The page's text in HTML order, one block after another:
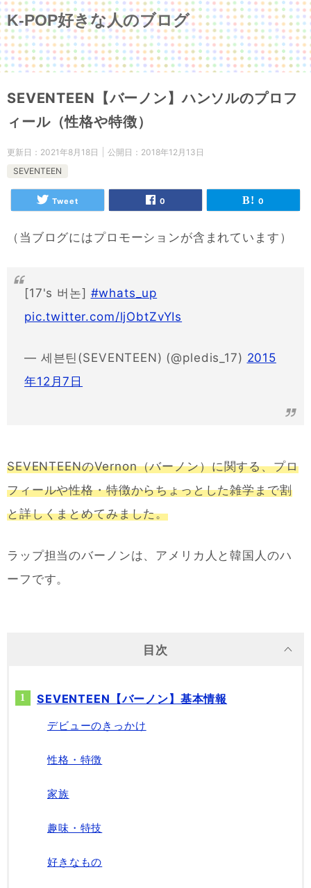
K-POP好きな人のブログ
SEVENTEEN【バーノン】ハンソルのプロフ
ィール（性格や特徴）
更新日： 2021年8月18日 公開日： 2018年12月13日
SEVENTEEN
Tweet 0 0
（当ブログにはプロモーションが含まれています）
[17's 버논] #whats_up
pic.twitter.com/ljObtZvYIs
— 세븐틴(SEVENTEEN) (@pledis_17) 2015
年12月7日
SEVENTEENのVernon（バーノン）に関する、プロ
フィールや性格・特徴からちょっとした雑学まで割
と詳しくまとめてみました。
ラップ担当のバーノンは、アメリカ人と韓国人のハ
ーフです。
目次
SEVENTEEN【バーノン】基本情報
デビューのきっかけ
性格・特徴
家族
趣味・特技
好きなもの